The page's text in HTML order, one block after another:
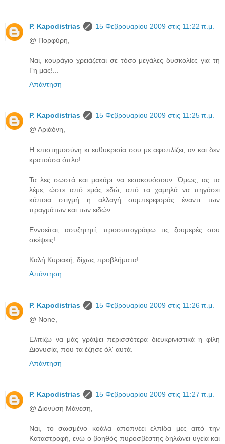
P. Kapodistrias
15 Φεβρουαρίου 2009 στις 11:22 π.μ.
@ Πορφύρη,
Ναι, κουράγιο χρειάζεται σε τόσο μεγάλες δυσκολίες για τη
Γη μας!...
Απάντηση
P. Kapodistrias
15 Φεβρουαρίου 2009 στις 11:25 π.μ.
@ Αριάδνη,
Η επιστημοσύνη κι ευθυκρισία σου με αφοπλίζει, αν και δεν
κρατούσα όπλο!...
Τα λες σωστά και μακάρι να εισακουόσουν. Όμως, ας τα
λέμε, ώστε από εμάς εδώ, από τα χαμηλά να πηγάσει
κάποια στιγμή η αλλαγή συμπεριφοράς έναντι των
πραγμάτων και των ειδών.
Εννοείται, ασυζητητί, προσυπογράφω τις ζουμερές σου
σκέψεις!
Καλή Κυριακή, δίχως προβλήματα!
Απάντηση
P. Kapodistrias
15 Φεβρουαρίου 2009 στις 11:26 π.μ.
@ None,
Ελπίζω να μάς γράψει περισσότερα διευκρινιστικά η φίλη
Διονυσία, που τα έζησε όλ' αυτά.
Απάντηση
P. Kapodistrias
15 Φεβρουαρίου 2009 στις 11:27 π.μ.
@ Διονύση Μάνεση,
Ναι, το σωσμένο κοάλα αποπνέει ελπίδα μες από την
Καταστροφή, ενώ ο βοηθός πυροσβέστης δηλώνει υγεία και